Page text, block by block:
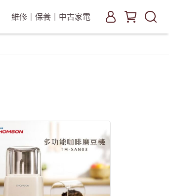
維修｜保養｜中古家電